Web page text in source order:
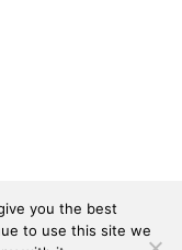
you the best
to use this site we